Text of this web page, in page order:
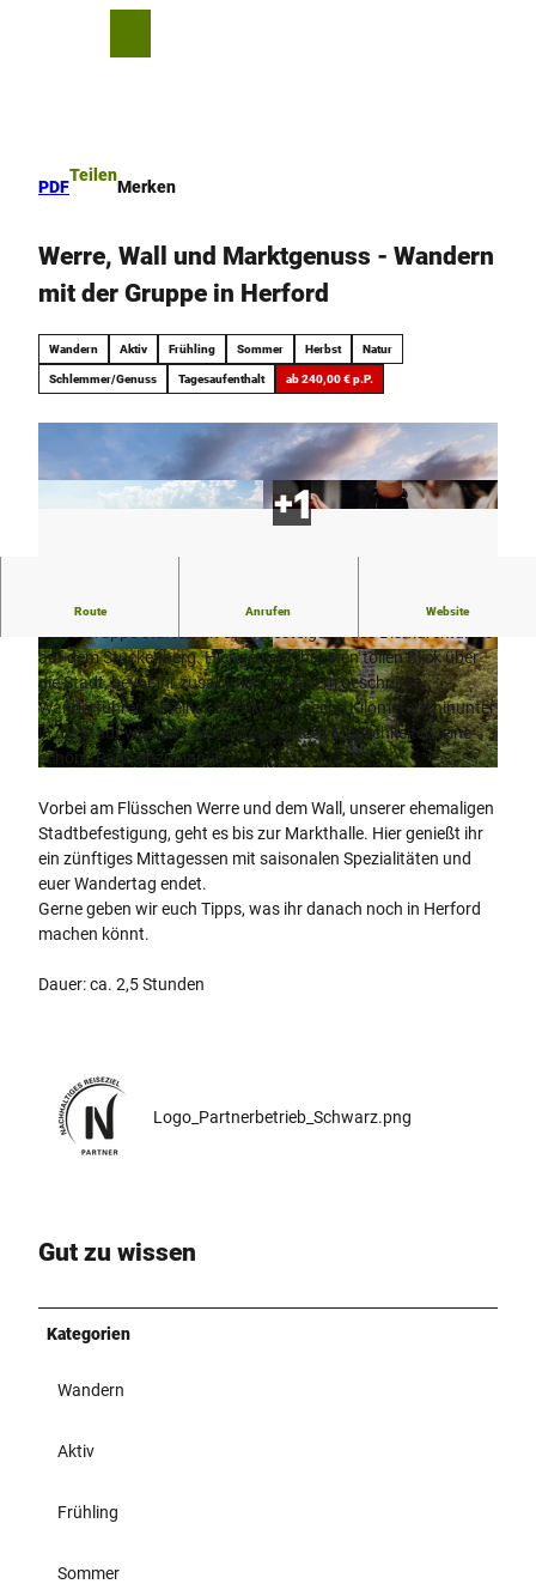
PDF
Teilen
Merken
Werre, Wall und Marktgenuss - Wandern
mit der Gruppe in Herford
Wandern Aktiv Frühling Sommer Herbst Natur
Schlemmer/Genuss Tagesaufenthalt ab 240,00 € p.P.
© CC-BY-SA © CC-BY-SA
Route Anrufen Website
Werre, Wall und Marktgenuss – Wandern mit der Gruppe
auf dem Stuckenberg. Hier genießt ihr einen tollen Blick über
die Stadt, bevor ihr zusammen mit einem geschulten
Wanderführer auf einer Strecke von sechs Kilometern hinunter
in die Stadt wandert. Unterwegs gibt es Möglichkeiten, eine
schöne Rast einzuplanen.
Vorbei am Flüsschen Werre und dem Wall, unserer ehemaligen
Stadtbefestigung, geht es bis zur Markthalle. Hier genießt ihr
ein zünftiges Mittagessen mit saisonalen Spezialitäten und
euer Wandertag endet.
Gerne geben wir euch Tipps, was ihr danach noch in Herford
machen könnt.
Dauer: ca. 2,5 Stunden
Logo_Partnerbetrieb_Schwarz.png
Gut zu wissen
Kategorien
Wandern
Aktiv
Frühling
Sommer